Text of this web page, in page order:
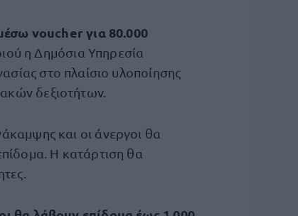
voucher για 80.000
η Δημόσια Υπηρεσία
στο πλαίσιο υλοποίησης
δεξιοτήτων.
και οι άνεργοι θα
Η κατάρτιση θα